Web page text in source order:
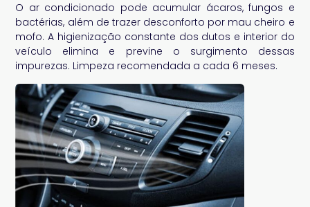
O ar condicionado pode acumular ácaros, fungos e
bactérias, além de trazer desconforto por mau cheiro e
mofo. A higienização constante dos dutos e interior do
veículo elimina e previne o surgimento dessas
impurezas. Limpeza recomendada a cada 6 meses.